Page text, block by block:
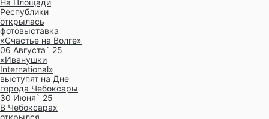
На Площади
Республики
открылась
фотовыставка
«Счастье на Волге»
06 Августа` 25
«Иванушки
International»
выступят на Дне
города Чебоксары
30 Июня` 25
В Чебоксарах
открылся